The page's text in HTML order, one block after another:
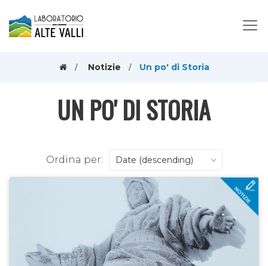
Notizie Un po' di Storia
UN PO' DI STORIA
Ordina per: Date (descending)